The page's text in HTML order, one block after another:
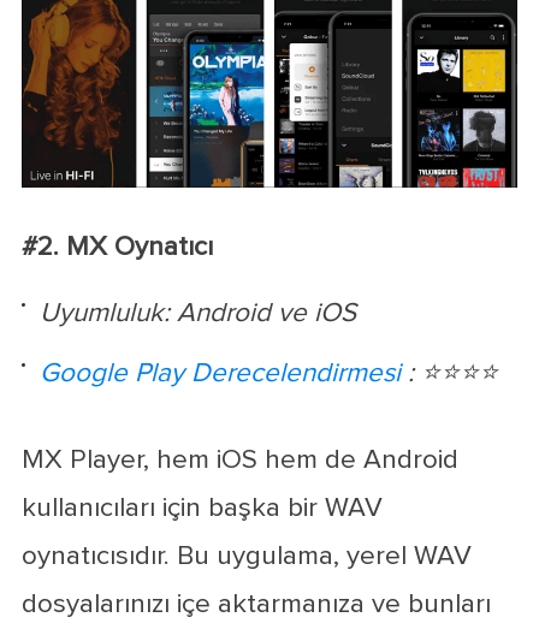
#2. MX Oynatıcı
Uyumluluk: Android ve iOS
Google Play Derecelendirmesi: ⭐⭐⭐⭐
MX Player, hem iOS hem de Android
kullanıcıları için başka bir WAV
oynatıcısıdır. Bu uygulama, yerel WAV
dosyalarınızı içe aktarmanıza ve bunları